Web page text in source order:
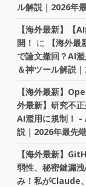
ル解説｜2026年
【海外最新】【
開！ に
【海外
で論文撤回？AI
＆神ツール解説
【海外最新】
外最新】研究不
AI濫用に規制！ -
説｜2026年最先
【海外最新】
弱性、秘密鍵漏洩
み！私がClaude